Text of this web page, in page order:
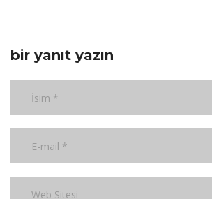
bir yanıt yazın